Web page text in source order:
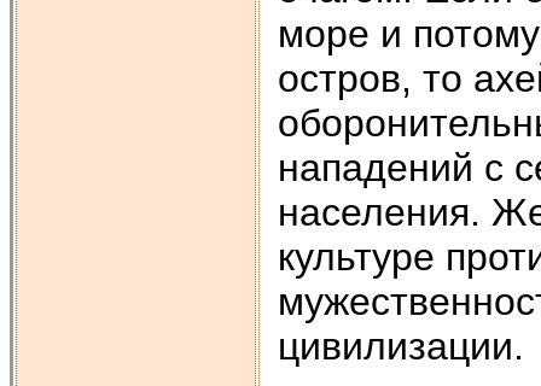
море и
остров, то
нападений с
населения.
культуре
цивилизации.